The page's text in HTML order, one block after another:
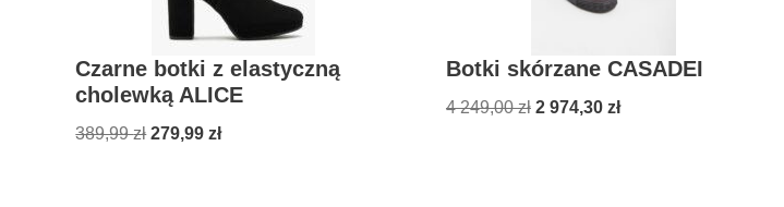
Czarne botki z elastyczną
cholewką ALICE
389,99zł 279,99zł
Botki skórzane CASADEI
4 249,00zł 2 974,30 zł